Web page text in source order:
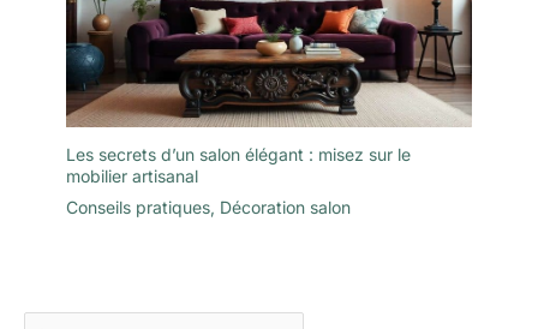
Les secrets d’un salon élégant : misez sur le
mobilier artisanal
Conseils pratiques, Décoration salon